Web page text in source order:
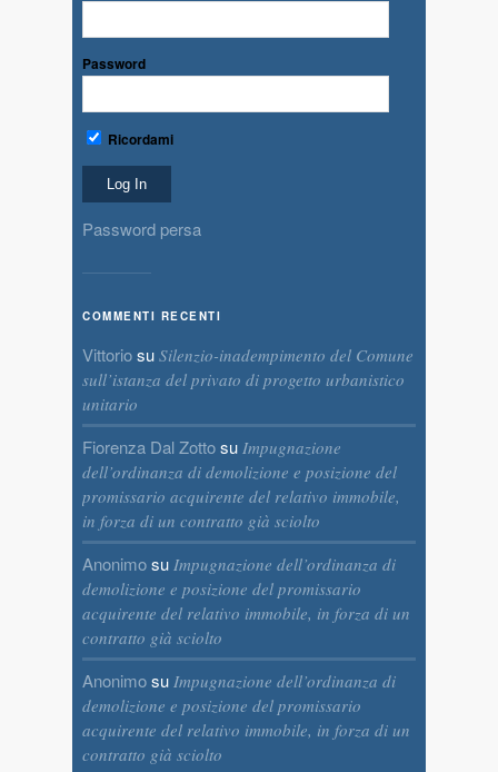
Password
Ricordami
Password persa
COMMENTI RECENTI
Vittoriosu Silenzio-inadempimento del Comune
sull’istanza del privato di progetto urbanistico
unitario
Fiorenza Dal Zottosu Impugnazione
dell’ordinanza di demolizione e posizione del
promissario acquirente del relativo immobile,
in forza di un contratto già sciolto
Anonimosu Impugnazione dell’ordinanza di
demolizione e posizione del promissario
acquirente del relativo immobile, in forza di un
contratto già sciolto
Anonimosu Impugnazione dell’ordinanza di
demolizione e posizione del promissario
acquirente del relativo immobile, in forza di un
contratto già sciolto